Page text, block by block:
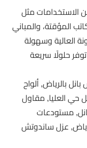
الاستخدامات مثل
المؤقتة، والمباني
العالية وسهولة
حلولًا سريعة
بالرياض, ألواح
حي العليا, مقاول
مستودعات
عزل ساندوتش